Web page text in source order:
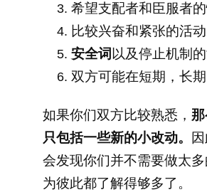
希望支配者和臣服者的
比较兴奋和紧张的活动
安全词以及停止机制
双方可能在短期，长
如果你们双方比较熟悉，
只包括一些新的小改动。
会发现你们并不需要做太
为彼此都了解得够多了。